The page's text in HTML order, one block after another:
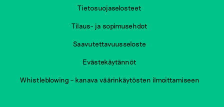
Tietosuojaselosteet
Tilaus- ja sopimusehdot
Saavutettavuusseloste
Evästekäytännöt
Whistleblowing – kanava väärinkäytösten ilmoittamiseen